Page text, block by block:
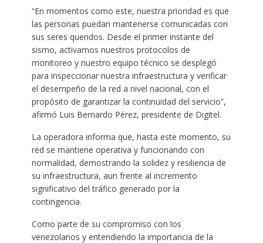
“En momentos como este, nuestra prioridad es que
las personas puedan mantenerse comunicadas con
sus seres queridos. Desde el primer instante del
sismo, activamos nuestros protocolos de
monitoreo y nuestro equipo técnico se desplegó
para inspeccionar nuestra infraestructura y verificar
el desempeño de la red a nivel nacional, con el
propósito de garantizar la continuidad del servicio”,
afirmó Luis Bernardo Pérez, presidente de Digitel.
La operadora informa que, hasta este momento, su
red se mantiene operativa y funcionando con
normalidad, demostrando la solidez y resiliencia de
su infraestructura, aun frente al incremento
significativo del tráfico generado por la
contingencia.
Como parte de su compromiso con los
venezolanos y entendiendo la importancia de la